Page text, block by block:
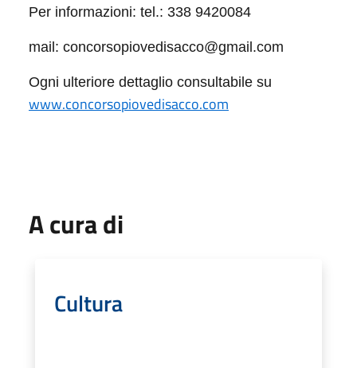
Per informazioni: tel.: 338 9420084
mail: concorsopiovedisacco@gmail.com
Ogni ulteriore dettaglio consultabile su
www.concorsopiovedisacco.com
A cura di
Cultura